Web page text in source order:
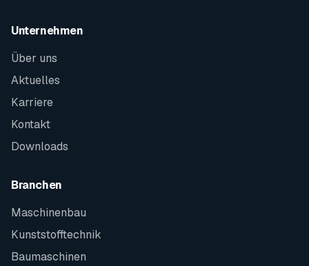
Unternehmen
Über uns
Aktuelles
Karriere
Kontakt
Downloads
Branchen
Maschinenbau
Kunststofftechnik
Baumaschinen